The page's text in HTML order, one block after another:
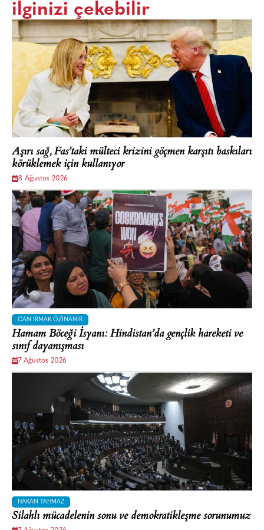
ilginizi çekebilir
Aşırı sağ, Fas’taki mülteci krizini göçmen karşıtı baskıları
körüklemek için kullanıyor
8 Ağustos 2026
CAN IRMAK ÖZINANIR
Hamam Böceği İsyanı: Hindistan’da gençlik hareketi ve
sınıf dayanışması
7 Ağustos 2026
HAKAN TAHMAZ
Silahlı mücadelenin sonu ve demokratikleşme sorunumuz